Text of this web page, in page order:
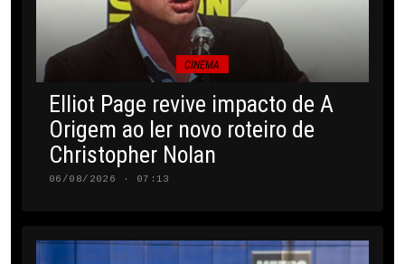
CINEMA
Elliot Page revive impacto de A
Origem ao ler novo roteiro de
Christopher Nolan
06/08/2026 · 07:13